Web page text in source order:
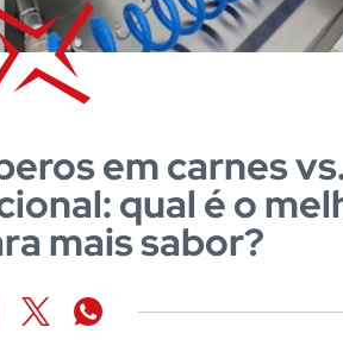
em carnes
qual é o
mais sabor?